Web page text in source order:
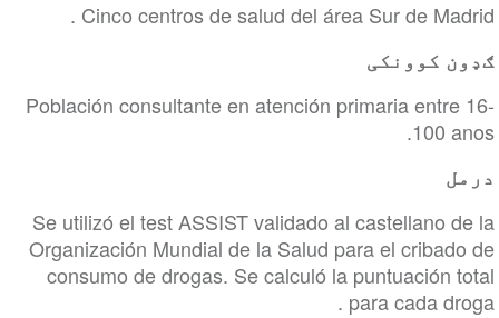
Cinco centros de salud del área Sur de Madrid .
ګډون کوونکی
Población consultante en atención primaria entre 16-
100 anos.
درمل
Se utilizó el test ASSIST validado al castellano de la
Organización Mundial de la Salud para el cribado de
consumo de drogas. Se calculó la puntuación total
para cada droga .